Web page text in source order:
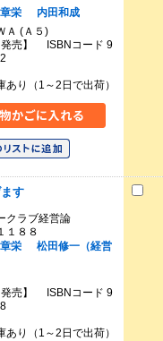
栄
内田和成
Ａ (Ａ５)
発売】 ISBNコード 9
あり（1～2日で出荷）
す
クラブ経営論
１８８
栄
松田修一（経営
発売】 ISBNコード 9
あり（1～2日で出荷）